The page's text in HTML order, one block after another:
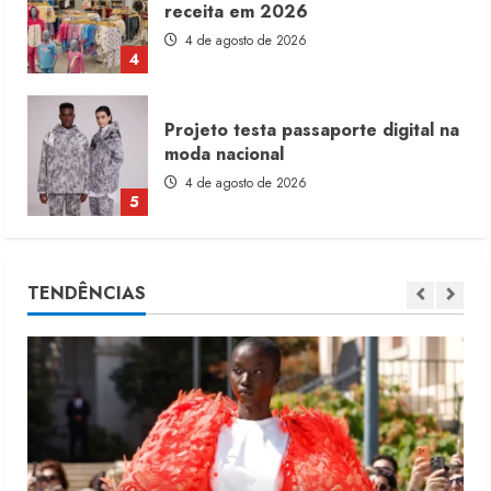
4
receita em 2026
4 de agosto de 2026
5
Projeto testa passaporte digital na
moda nacional
4 de agosto de 2026
1
Moda vende US$63,7 bilhões em
produtos licenciados
6 de agosto de 2026
TENDÊNCIAS